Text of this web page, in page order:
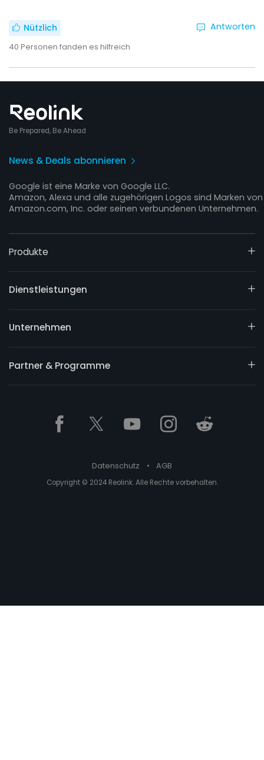
Nützlich
40 Personen fanden es hilfreich
Antworten
Be Prepared, Be Ahead
News & Deals abonnieren
Google ist eine Marke von Google LLC.
Amazon, Alexa und alle zugehörigen Logos sind Marken von
Amazon.com, Inc. oder seinen verbundenen Unternehmen.
Produkte
Dienstleistungen
Unternehmen
Partner & Programme
Datenschutz • AGB
Copyright © 2024 Reolink. Alle Rechte vorbehalten.